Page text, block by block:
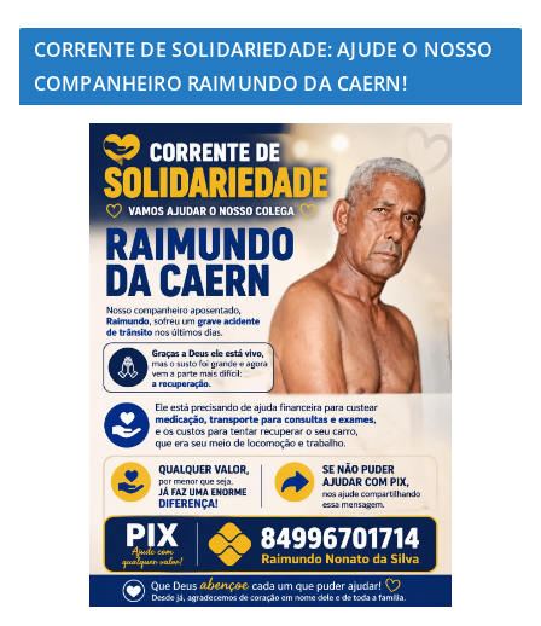
CORRENTE DE SOLIDARIEDADE: AJUDE O NOSSO
COMPANHEIRO RAIMUNDO DA CAERN!